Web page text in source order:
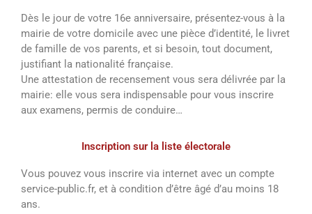
Dès le jour de votre 16e anniversaire, présentez-vous à la
mairie de votre domicile avec une pièce d’identité, le livret
de famille de vos parents, et si besoin, tout document,
justifiant la nationalité française.
Une attestation de recensement vous sera délivrée par la
mairie: elle vous sera indispensable pour vous inscrire
aux examens, permis de conduire…
Inscription sur la liste électorale
Vous pouvez vous inscrire via internet avec un compte
service-public.fr, et à condition d’être âgé d’au moins 18
ans.